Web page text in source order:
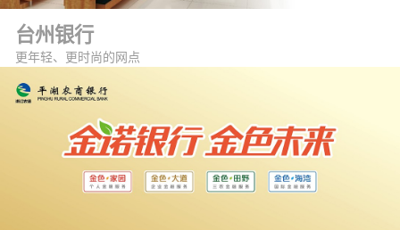
台州银行
更年轻、更时尚的网点